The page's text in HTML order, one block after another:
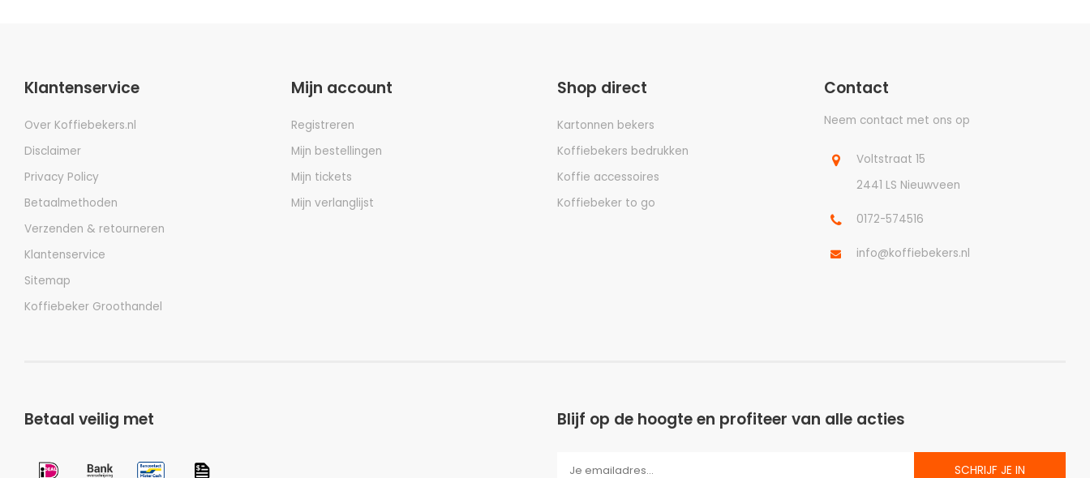
Klantenservice
Over Koffiebekers.nl
Disclaimer
Privacy Policy
Betaalmethoden
Verzenden & retourneren
Klantenservice
Sitemap
Koffiebeker Groothandel
Mijn account
Registreren
Mijn bestellingen
Mijn tickets
Mijn verlanglijst
Shop direct
Kartonnen bekers
Koffiebekers bedrukken
Koffie accessoires
Koffiebeker to go
Contact
Neem contact met ons op
Voltstraat 15
2441 LS Nieuwveen
0172-574516
info@koffiebekers.nl
Betaal veilig met Blijf op de hoogte en profiteer van alle acties
SCHRIJF JE IN